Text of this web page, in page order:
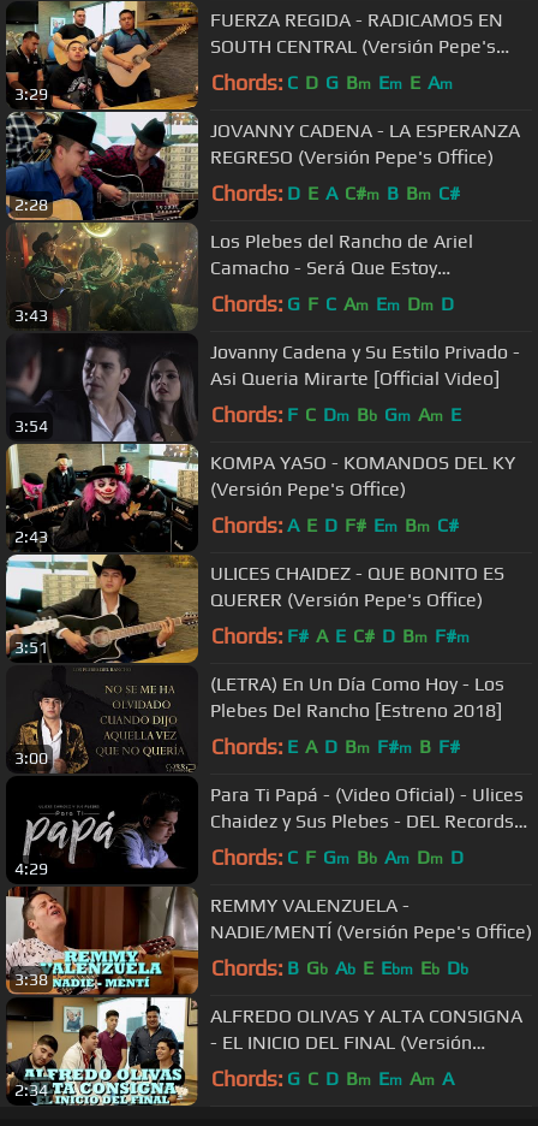
3:29
FUERZA REGIDA - RADICAMOS EN
SOUTH CENTRAL (Versión Pepe's
Office)
Chords: C D G Bm Em E Am
2:28
JOVANNY CADENA - LA ESPERANZA
REGRESO (Versión Pepe's Office)
Chords: D E A C#m B Bm C#
3:43
Los Plebes del Rancho de Ariel
Camacho - Será Que Estoy
Enamorado [Official Video]
Chords: G F C Am Em Dm D
3:54
Jovanny Cadena y Su Estilo Privado -
Asi Queria Mirarte [Official Video]
Chords: F C Dm Bb Gm Am E
2:43
KOMPA YASO - KOMANDOS DEL KY
(Versión Pepe's Office)
Chords: A E D F# Em Bm C#
3:51
ULICES CHAIDEZ - QUE BONITO ES
QUERER (Versión Pepe's Office)
Chords: F# A E C# D Bm F#m
3:00
(LETRA) En Un Día Como Hoy - Los
Plebes Del Rancho [Estreno 2018]
Chords: E A D Bm F#m B F#
4:29
Para Ti Papá - (Video Oficial) - Ulices
Chaidez y Sus Plebes - DEL Records
2018
Chords: C F Gm Bb Am Dm D
3:38
REMMY VALENZUELA -
NADIE/MENTÍ (Versión Pepe's Office)
Chords: B Gb Ab E Ebm Eb Db
2:34
ALFREDO OLIVAS Y ALTA CONSIGNA
- EL INICIO DEL FINAL (Versión
Pepe's Office)
Chords: G C D Bm Em Am A